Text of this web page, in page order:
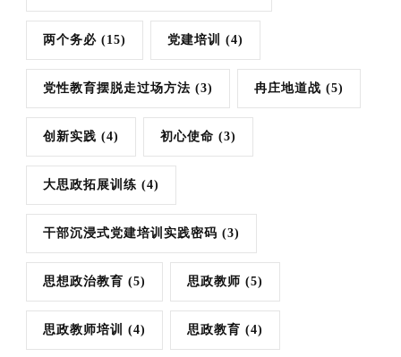
两个务必 (15) 党建培训 (4)
党性教育摆脱走过场方法 (3) 冉庄地道战 (5)
创新实践 (4) 初心使命 (3)
大思政拓展训练 (4)
干部沉浸式党建培训实践密码 (3)
思想政治教育 (5) 思政教师 (5)
思政教师培训 (4) 思政教育 (4)